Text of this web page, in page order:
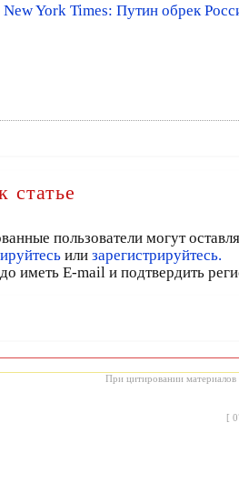
New York Times: Путин обрек
статье
пользователи могут
или зарегистрируйтесь.
иметь E-mail и подтвердить
При цитировании материалов
[